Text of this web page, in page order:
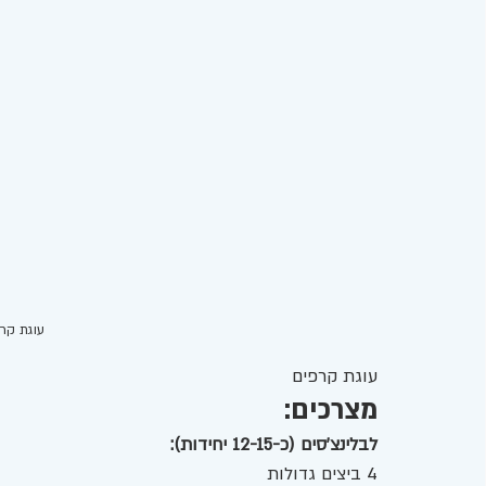
עוגת
עוגת קרפים
מצרכים:
לבלינצ'סים (כ-12-15 יחידות):
4 ביצים גדולות